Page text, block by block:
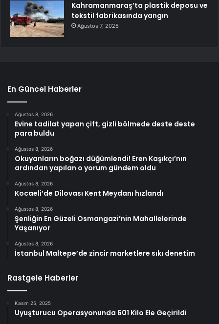
Kahramanmaraş’ta plastik deposu ve
tekstil fabrikasında yangın
Ağustos 7, 2026
En Güncel Haberler
Ağustos 8, 2026
Evine tadilat yapan çift, gizli bölmede deste deste
para buldu
Ağustos 8, 2026
Okuyanların boğazı düğümlendi! Eren Kaşıkçı’nın
ardından yapılan o yorum gündem oldu
Ağustos 8, 2026
Kocaeli’de Dilovası Kent Meydanı hızlandı
Ağustos 8, 2026
Şenliğin En Güzeli Osmangazi’nin Mahallelerinde
Yaşanıyor
Ağustos 8, 2026
İstanbul Maltepe’de zincir marketlere sıkı denetim
Rastgele Haberler
Kasım 25, 2025
Uyuşturucu Operasyonunda 601 Kilo Ele Geçirildi